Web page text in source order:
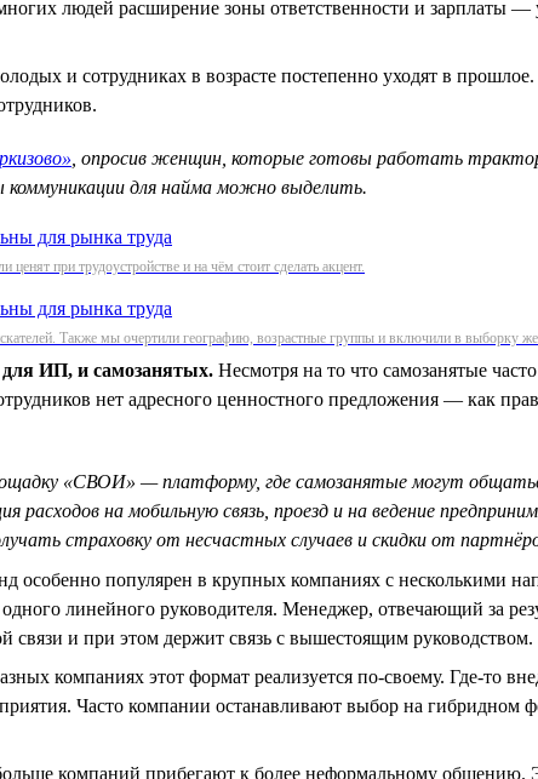
людей расширение зоны ответственности и зарплаты —
и сотрудниках в возрасте постепенно уходят в
, опросив женщин, которые готовы работать
коммуникации для найма можно выделить.
при трудоустройстве и на чём стоит сделать акцент.
Также мы очертили географию, возрастные группы и включили в выборку
для ИП, и самозанятых. Несмотря на то что самозанятые
нет адресного ценностного предложения — как
«СВОИ» — платформу, где самозанятые могут
на мобильную связь, проезд и на ведение
страховку от несчастных случаев и скидки от
особенно популярен в крупных компаниях с несколькими
линейного руководителя. Менеджер, отвечающий за
связи и при этом держит связь с вышестоящим руководством.
компаниях этот формат реализуется по-своему. Где-то
Часто компании останавливают выбор на гибридном
компаний прибегают к более неформальному общению.